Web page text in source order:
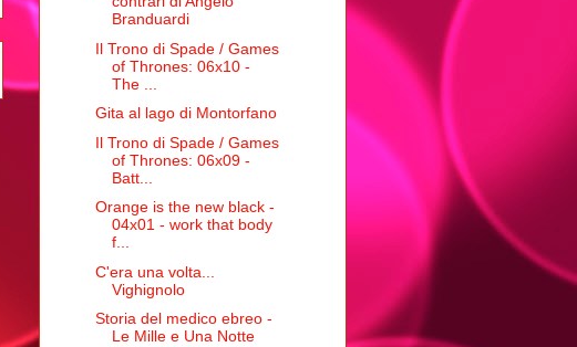
Branduardi
Il Trono di Spade / Games
of Thrones: 06x10 -
The ...
Gita al lago di Montorfano
Il Trono di Spade / Games
of Thrones: 06x09 -
Batt...
Orange is the new black -
04x01 - work that body
f...
C'era una volta...
Vighignolo
Storia del medico ebreo -
Le Mille e Una Notte